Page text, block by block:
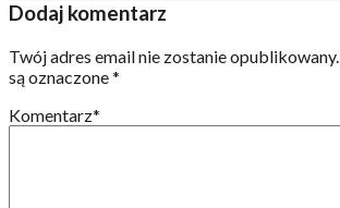
Dodaj komentarz
Twój adres email nie zostanie opublikowany.
są oznaczone*
Komentarz*